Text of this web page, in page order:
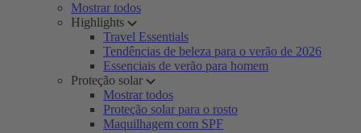
Mostrar todos
Highlights
Travel Essentials
Tendências de beleza para o verão de 2026
Essenciais de verão para homem
Proteção solar
Mostrar todos
Proteção solar para o rosto
Maquilhagem com SPF